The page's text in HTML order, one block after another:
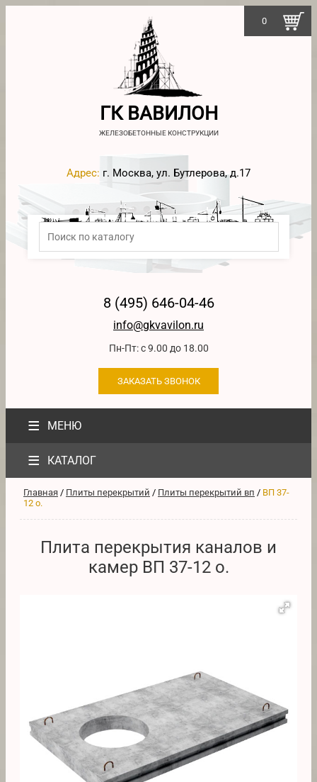
ГК ВАВИЛОН
ЖЕЛЕЗОБЕТОННЫЕ КОНСТРУКЦИИ
Адрес: г. Москва, ул. Бутлерова, д.17
8 (495) 646-04-46
info@gkvavilon.ru
Пн-Пт: с 9.00 до 18.00
ЗАКАЗАТЬ ЗВОНОК
≡ МЕНЮ
0
≡ КАТАЛОГ
Главная / Плиты перекрытий / Плиты перекрытий вп / ВП 37-
12 о.
Плита перекрытия каналов и
камер ВП 37-12 о.